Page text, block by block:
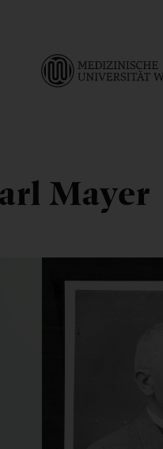
Mayer